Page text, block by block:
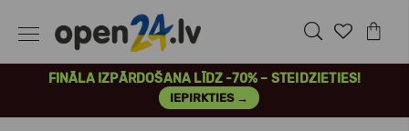
FINĀLA IZPĀRDOŠANA LĪDZ -70% – STEIDZIETIES!
IEPIRKTIES →